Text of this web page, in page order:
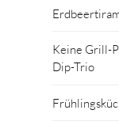
Keine Grill-
Dip-Trio